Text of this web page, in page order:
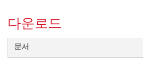
다운로드
문서